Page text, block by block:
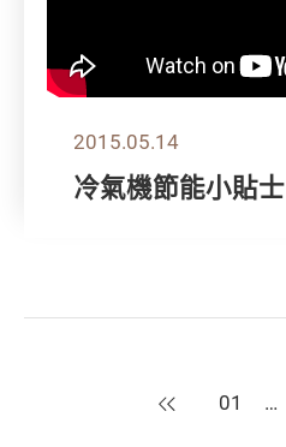
2015.05.14
冷氣機節能小貼士
上一頁
01 …